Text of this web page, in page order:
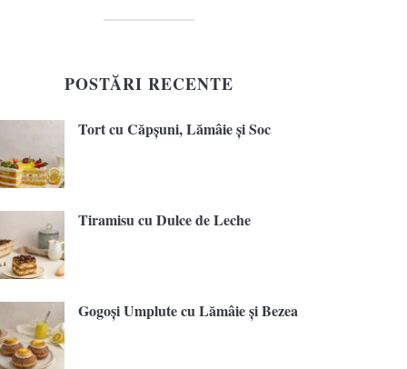
POSTĂRI RECENTE
Tort cu Căpșuni, Lămâie și Soc
Tiramisu cu Dulce de Leche
Gogoși Umplute cu Lămâie și Bezea